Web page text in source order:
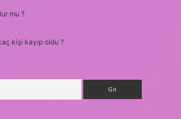
mu ?
kişi kayıp oldu ?